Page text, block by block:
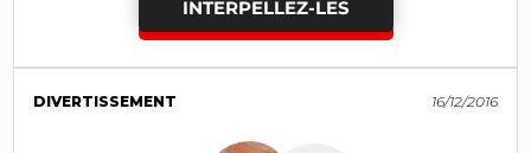
INTERPELLEZ-LES
DIVERTISSEMENT 16/12/2016